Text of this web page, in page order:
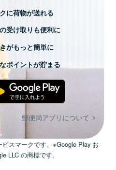
に荷物が送れる
受け取りも便利に
がもっと簡単に
ポイントが貯まる
郵便局アプリについて
スマークです。※Google Play お
LLC の商標です。